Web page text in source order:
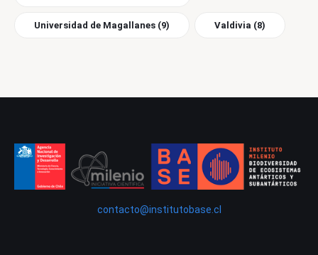
Universidad de Magallanes (9) Valdivia (8)
contacto@institutobase.cl